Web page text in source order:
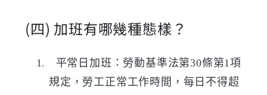
(四) 加班有哪幾種態樣？
平常日加班： 勞動基準法第30條第1項
規定 ， 勞工正常工作時間，每日不得超